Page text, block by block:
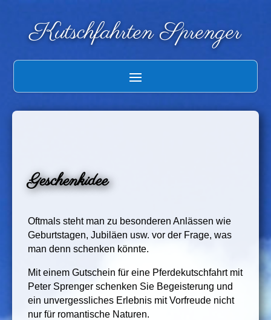
Kutschfahrten Sprenger
Geschenkidee
Oftmals steht man zu besonderen Anlässen wie
Geburtstagen, Jubiläen usw. vor der Frage, was
man denn schenken könnte.
Mit einem Gutschein für eine Pferdekutschfahrt mit
Peter Sprenger schenken Sie Begeisterung und
ein unvergessliches Erlebnis mit Vorfreude nicht
nur für romantische Naturen.